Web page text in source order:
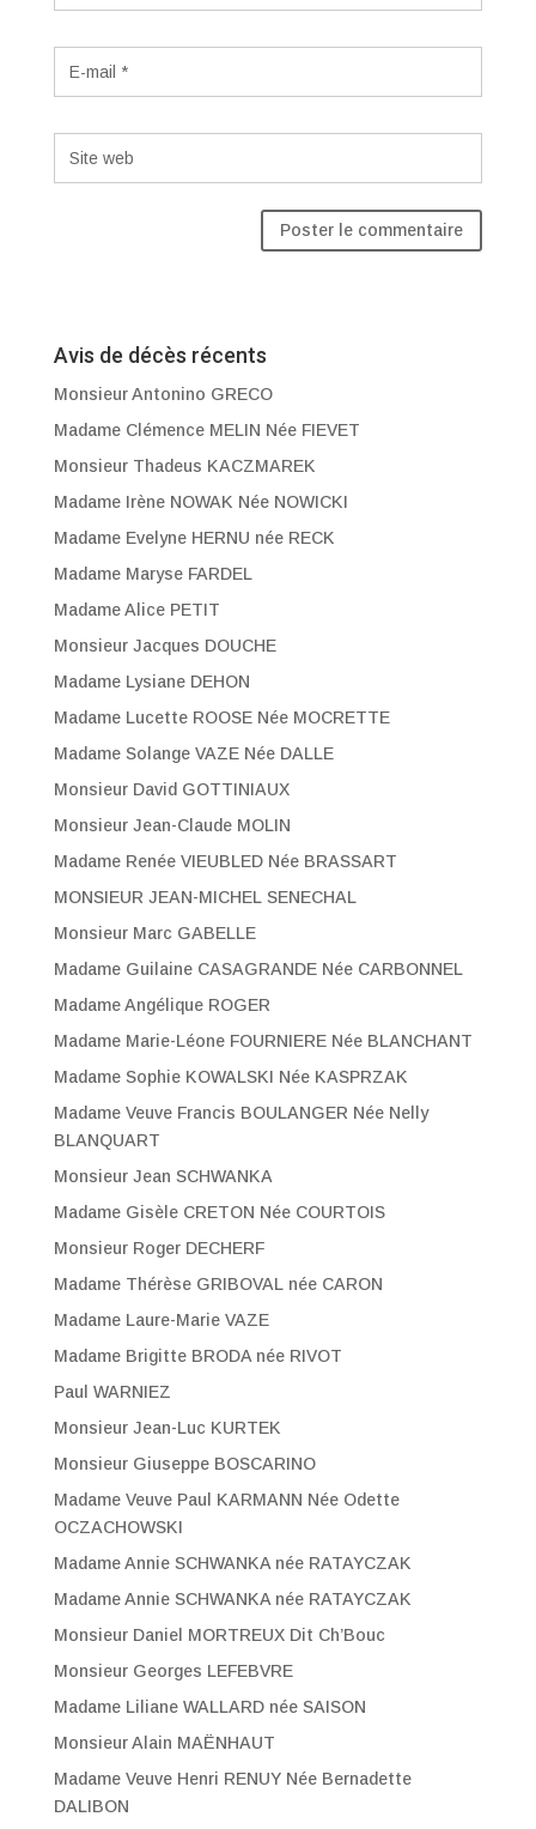
Avis de décès récents
Monsieur Antonino GRECO
Madame Clémence MELIN Née FIEVET
Monsieur Thadeus KACZMAREK
Madame Irène NOWAK Née NOWICKI
Madame Evelyne HERNU née RECK
Madame Maryse FARDEL
Madame Alice PETIT
Monsieur Jacques DOUCHE
Madame Lysiane DEHON
Madame Lucette ROOSE Née MOCRETTE
Madame Solange VAZE Née DALLE
Monsieur David GOTTINIAUX
Monsieur Jean-Claude MOLIN
Madame Renée VIEUBLED Née BRASSART
MONSIEUR JEAN-MICHEL SENECHAL
Monsieur Marc GABELLE
Madame Guilaine CASAGRANDE Née CARBONNEL
Madame Angélique ROGER
Madame Marie-Léone FOURNIERE Née BLANCHANT
Madame Sophie KOWALSKI Née KASPRZAK
Madame Veuve Francis BOULANGER Née Nelly
BLANQUART
Monsieur Jean SCHWANKA
Madame Gisèle CRETON Née COURTOIS
Monsieur Roger DECHERF
Madame Thérèse GRIBOVAL née CARON
Madame Laure-Marie VAZE
Madame Brigitte BRODA née RIVOT
Paul WARNIEZ
Monsieur Jean-Luc KURTEK
Monsieur Giuseppe BOSCARINO
Madame Veuve Paul KARMANN Née Odette
OCZACHOWSKI
Madame Annie SCHWANKA née RATAYCZAK
Madame Annie SCHWANKA née RATAYCZAK
Monsieur Daniel MORTREUX Dit Ch’Bouc
Monsieur Georges LEFEBVRE
Madame Liliane WALLARD née SAISON
Monsieur Alain MAËNHAUT
Madame Veuve Henri RENUY Née Bernadette
DALIBON